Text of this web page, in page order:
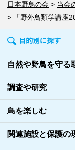
日本野鳥の会 当会
「野外鳥類学講
自然や野鳥を守る
調査や研究
鳥を楽しむ
関連施設と保護の